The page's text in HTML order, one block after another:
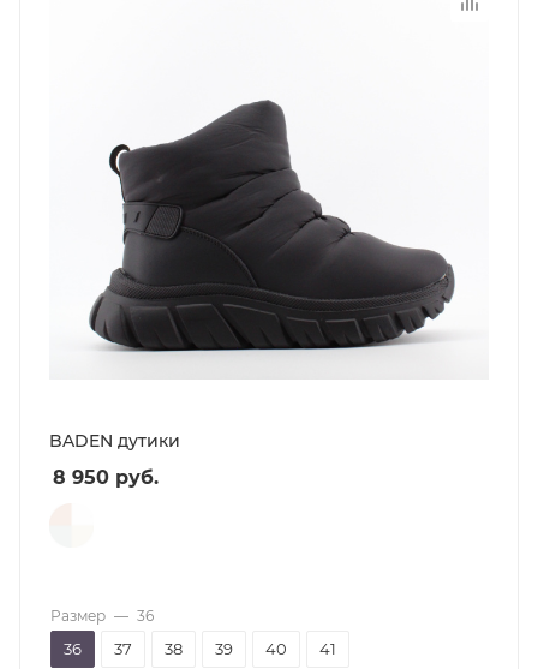
BADEN дутики
8 950 руб.
Размер — 36
36 37 38 39 40 41